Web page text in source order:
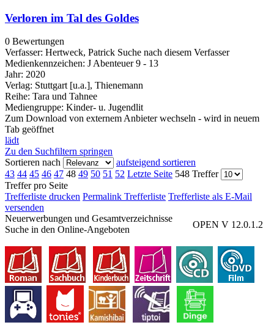
Verloren im Tal des Goldes
0 Bewertungen
Verfasser: Hertweck, Patrick Suche nach diesem Verfasser
Medienkennzeichen: J Abenteuer 9 - 13
Jahr: 2020
Verlag: Stuttgart [u.a.], Thienemann
Reihe: Tara und Tahnee
Mediengruppe: Kinder- u. Jugendlit
Zum Download von externem Anbieter wechseln - wird in neuem
Tab geöffnet
lädt
Zu den Suchfiltern springen
Sortieren nach
aufsteigend sortieren
43 44 45 46 47 48 49 50 51 52 Letzte Seite 548 Treffer
Treffer pro Seite
Trefferliste drucken Permalink Trefferliste Trefferliste als E-Mail
versenden
OPEN V 12.0.1.2
Neuerwerbungen und Gesamtverzeichnisse
Suche in den Online-Angeboten